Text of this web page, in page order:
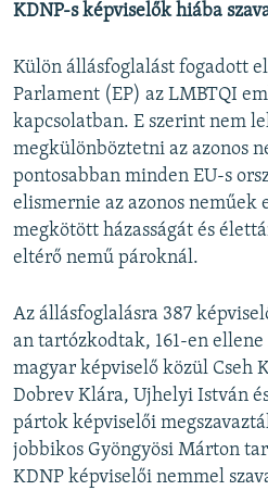
KDNP-s képviselők hiába
Külön állásfoglalást fogadott
Parlament (EP) az LMBTQI
kapcsolatban. E szerint nem
megkülönböztetni az azonos
pontosabban minden EU-s
elismernie az azonos neműek
megkötött házasságát és
eltérő nemű pároknál.
Az állásfoglalásra 387
an tartózkodtak, 161-en
magyar képviselő közül Cseh
Dobrev Klára, Ujhelyi István
pártok képviselői
jobbikos Gyöngyösi Márton
KDNP képviselői nemmel